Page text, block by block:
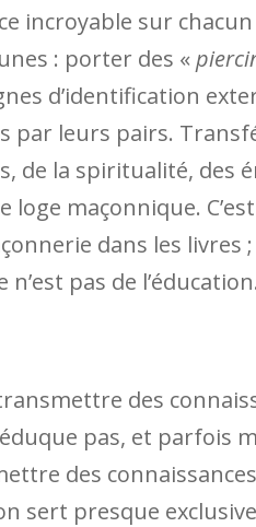
incroyable sur
: porter des «
d’identification
par leurs pairs.
de la spiritualité, des
loge maçonnique.
dans les livres ;
pas de
des
pas, et parfois
des
sert presque